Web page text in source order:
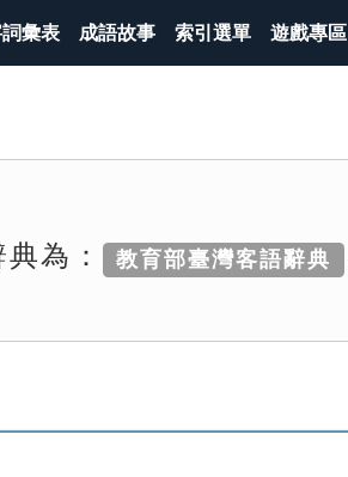
彙表 成語故事 索引選單 遊戲專區
典為： 教育部臺灣客語辭典